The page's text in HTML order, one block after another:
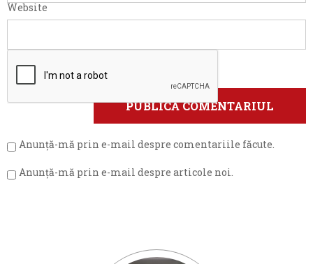
Website
Anunță-mă prin e-mail despre comentariile făcute.
Anunță-mă prin e-mail despre articole noi.